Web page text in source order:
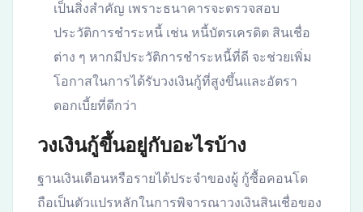
เป็นสิ่งสำคัญ เพราะธนาคารจะตรวจสอบ
ประวัติการชำระหนี้ เช่น หนี้บัตรเครดิต สินเชื่อ
ต่าง ๆ หากมีประวัติการชำระหนี้ที่ดี จะช่วยเพิ่ม
โอกาสในการได้รับวงเงินกู้ที่สูงขึ้นและอัตรา
ดอกเบี้ยที่ดีกว่า
วงเงินกู้ขึ้นอยู่กับอะไรบ้าง
ฐานเงินเดือนหรือรายได้ประจำของผู้ กู้ซื้อคอนโด
ถือเป็นตัวแปรหลักในการพิจารณาวงเงินสินเชื่อของ